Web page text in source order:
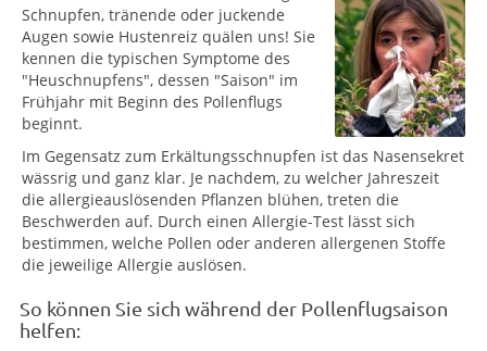
Schnupfen, tränende oder juckende
Augen sowie Hustenreiz quälen uns! Sie
kennen die typischen Symptome des
"Heuschnupfens", dessen "Saison" im
Frühjahr mit Beginn des Pollenflugs
beginnt.
Im Gegensatz zum Erkältungsschnupfen ist das Nasensekret
wässrig und ganz klar. Je nachdem, zu welcher Jahreszeit
die allergieauslösenden Pflanzen blühen, treten die
Beschwerden auf. Durch einen Allergie-Test lässt sich
bestimmen, welche Pollen oder anderen allergenen Stoffe
die jeweilige Allergie auslösen.
So können Sie sich während der Pollenflugsaison
helfen: